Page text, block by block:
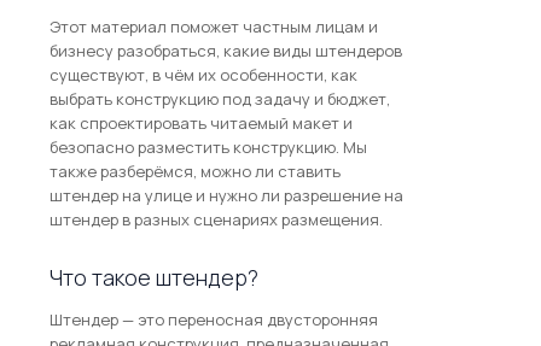
Этот материал поможет частным лицам и
бизнесу разобраться, какие виды штендеров
существуют, в чём их особенности, как
выбрать конструкцию под задачу и бюджет,
как спроектировать читаемый макет и
безопасно разместить конструкцию. Мы
также разберёмся, можно ли ставить
штендер на улице и нужно ли разрешение на
штендер в разных сценариях размещения.
Что такое штендер?
Штендер — это переносная двусторонняя